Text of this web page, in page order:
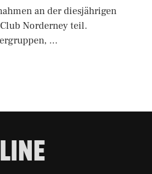
an der diesjährigen
Norderney teil.
…